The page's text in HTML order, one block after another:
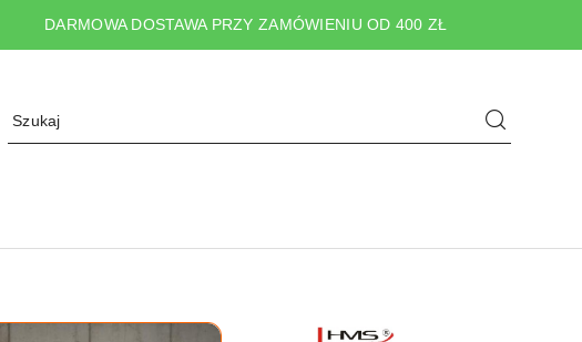
DARMOWA DOSTAWA PRZY ZAMÓWIENIU OD 400 ZŁ
NAZWA